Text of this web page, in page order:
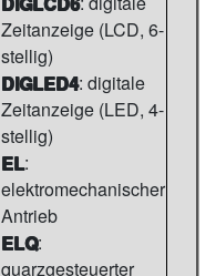
Zeitanzeige (LCD, 6-
stellig)
DIGLED4: digitale
Zeitanzeige (LED, 4-
stellig)
EL:
elektromechanischer
Antrieb
ELQ:
quarzgesteuerter